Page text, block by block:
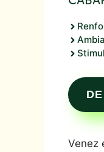
Venez